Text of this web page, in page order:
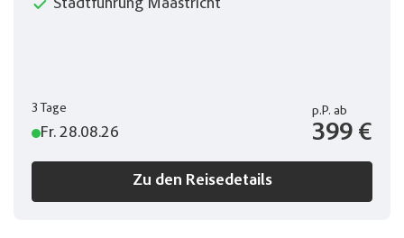
Stadtführung Maastricht
3 Tage
Fr. 28.08.26
p.P. ab
399 €
Zu den Reisedetails